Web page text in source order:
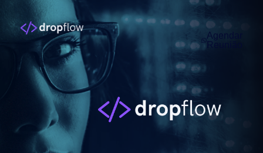
Agendar
Reunião